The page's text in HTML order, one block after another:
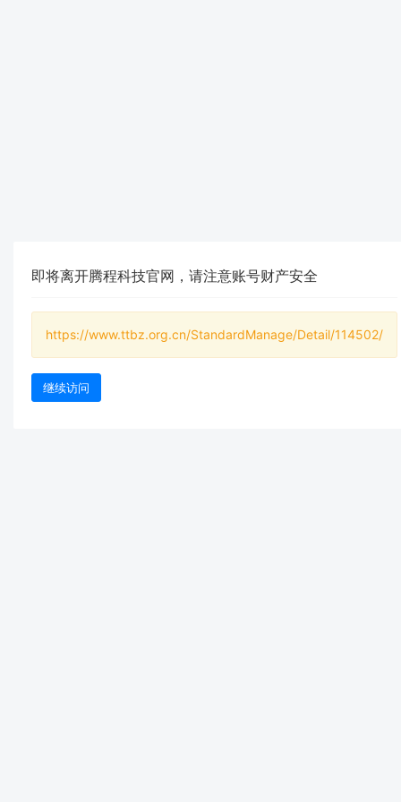
即将离开腾程科技官网，请注意账号财产安全
https://www.ttbz.org.cn/StandardManage/Detail/114502/
继续访问